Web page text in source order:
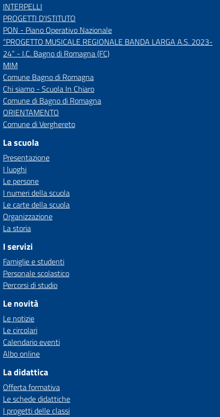
INTERPELLI
PROGETTI D'ISTITUTO
PON - Piano Operativo Nazionale
“PROGETTO MUSICALE REGIONALE BANDA LARGA A.S. 2023-
24” - I.C. Bagno di Romagna (FC)
MIM
Comune Bagno di Romagna
Chi siamo - Scuola In Chiaro
Comune di Bagno di Romagna
ORIENTAMENTO
Comune di Verghereto
La scuola
Presentazione
I luoghi
Le persone
I numeri della scuola
Le carte della scuola
Organizzazione
La storia
I servizi
Famiglie e studenti
Personale scolastico
Percorsi di studio
Le novità
Le notizie
Le circolari
Calendario eventi
Albo online
La didattica
Offerta formativa
Le schede didattiche
I progetti delle classi